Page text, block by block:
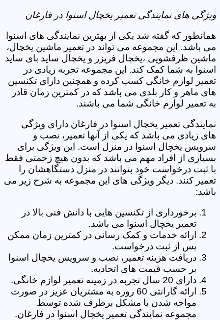
ویژگی های نمایندگی تعمیر یخچال اسنوا در فارغان
همانطور که گفته شد یکی از بهترین نمایندگی های اسنوا
می باشد. این مجموعه می تواند در تعمیر ماشین یخچال،
ماشین ظرفشویی ،یخچال فریزر و یخچال ساید بای ساید
اسنوا به شما کمک کند. این مجموعه تجربه زیادی در
تعمیر لوازم خانگی کسب کرده و همچنین دارای تکنسین
های ماهر و کار بلدی می باشد که در کمترین زمان قادر
به تعمیر لوازم خانگی شما می باشند.
نمایندگی تعمیر یخچال اسنوا در فارغان دارای ویژگی
های زیادی می باشد که یکی از آنها تعمیر، نصب و
سرویس یخچال اسنوا در منزل است. این ویژگی برای
بسیاری از افراد مهم می باشد که بدون هیچ زحمتی فقط
با ثبت درخواست خود بتوانند در منزل دستگاهشان را
تعمیر کنند. دیگر ویژگی های این مجموعه به شرح زیر می
باشد:
برخورداری از تکنسین هایی با دانش فنی بالا در
تعمیر یخچال اسنوا می باشد.
ارائه خدمات و کمک رسانی در کمترین زمان ممکن
پس از ثبت درخواست.
دریافت هزینه تعمیر، نصب و سرویس یخچال اسنوا
بر حسب قیمت های اتحادیه.
دارای 20 سال تجربه در زمینه تعمیر لوازم خانگی.
ارائه گارانتی 60 روزه به مشتریان عزیز در صورت
مواجه شدن با مشکل برطرف شده توسط
مجموعه نمایندگی تعمیر یخچال اسنوا در فارغان.